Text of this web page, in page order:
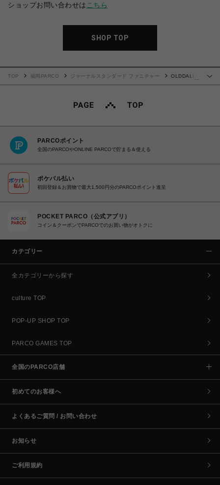
ショップお問い合わせは こちら
SHOP TOP
TOP 福岡PARCO ジャーナルスタンダード ファニチャー
OLDDALE
PARCOポイント
全国のPARCOやONLINE PARCOで貯まる＆使える
ポケパル払い
初回登録＆お買物で最大1,500円分のPARCOポイント進呈
POCKET PARCO（公式アプリ）
コイン＆クーポンでPARCOでのお買い物がオトクに
カテゴリー
全カテゴリーから探す
culture TOP
POP-UP SHOP TOP
PARCO GAMES TOP
全国のPARCO店舗
初めてのお客様へ
よくあるご質問 / お問い合わせ
お知らせ
ご利用規約